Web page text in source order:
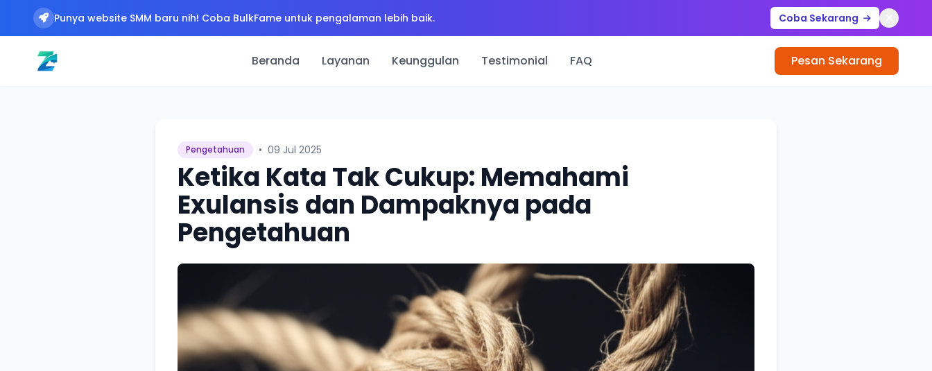
Punya website SMM baru nih! Coba BulkFame untuk pengalaman lebih baik. Coba Sekarang
Beranda Layanan Keunggulan Testimonial FAQ Pesan Sekarang
Pengetahuan • 09 Jul 2025
Ketika Kata Tak Cukup: Memahami
Exulansis dan Dampaknya pada
Pengetahuan